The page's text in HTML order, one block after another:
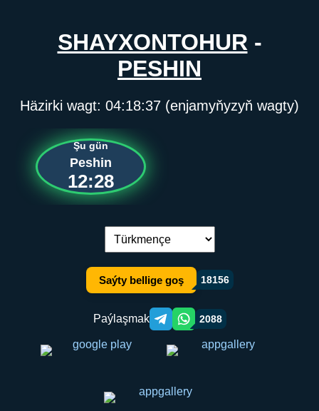
SHAYXONTOHUR-
PESHIN
Häzirki wagt: 04:18:37 (enjamyňyzyň wagty)
Şu gün
Peshin
12:28
Dil çalşyryş:
Saýty bellige goş 18156
Paýlaşmak Telegram orqali ulashish
WhatsApp orqali ulashish
2088